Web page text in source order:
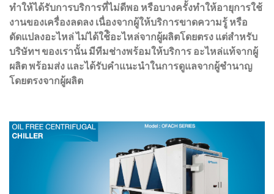
ทำให้ได้รับการบริการที่ไม่ดีพอ หรือบางครั้งทำให้อายุการใช้
งานของเครื่องลดลง เนื่องจากผู้ให้บริการขาดความรู้ หรือ
ดัดแปลงอะไหล่ ไม่ได้ใช้ิอะไหล่จากผู้ผลิตโดยตรง แต่สำหรับ
บริษัทฯ ของเรานั้น มีทีมช่างพร้อมให้บริการ อะไหล่แท้จากผู้
ผลิต พร้อมส่ง และได้รับคำแนะนำในการดูแลจากผู้ชำนาญ
โดยตรงจากผู้ผลิต